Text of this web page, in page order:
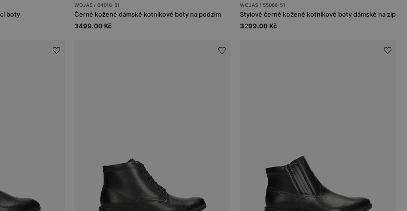
boty
WOJAS / 64018-51
Černé kožené dámské kotníkové boty na podzim
3499.00 Kč
WOJAS / 55066-51
Stylové černé kožené kotníkové boty dámské na zip
3299.00 Kč